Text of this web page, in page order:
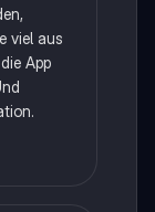
viel aus
App